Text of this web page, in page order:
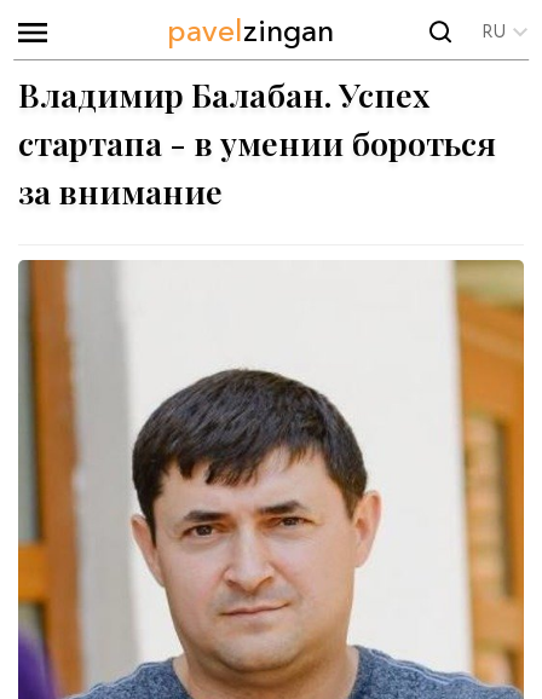
pavelzingan RU
Владимир Балабан. Успех
стартапа - в умении бороться
за внимание